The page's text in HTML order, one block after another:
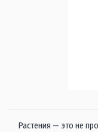
Растения — это не